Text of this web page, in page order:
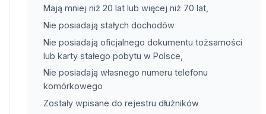
Mają mniej niż 20 lat lub więcej niż 70 lat,
Nie posiadają stałych dochodów
Nie posiadają oficjalnego dokumentu tożsamości
lub karty stałego pobytu w Polsce,
Nie posiadają własnego numeru telefonu
komórkowego
Zostały wpisane do rejestru dłużników